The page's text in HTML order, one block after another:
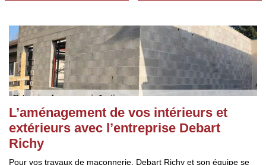
L’aménagement de vos intérieurs et
extérieurs avec l’entreprise Debart
Richy
Pour vos travaux de maçonnerie, Debart Richy et son équipe se